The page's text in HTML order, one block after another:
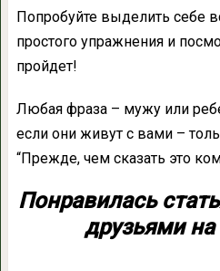
Попробуйте выделить себе
простого упражнения и
пройдет!
Любая фраза – мужу или
если они живут с вами –
“Прежде, чем сказать это
Понравилась
друзьями